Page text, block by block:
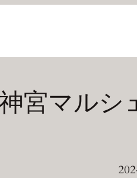
宮マルシ